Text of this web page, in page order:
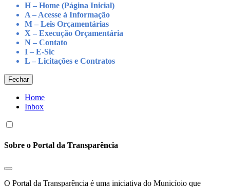
H – Home (Página Inicial)
A – Acesse à Informação
M – Leis Orçamentárias
X – Execução Orçamentária
N – Contato
I – E-Sic
L – Licitações e Contratos
Fechar
Home
Inbox
Sobre o Portal da Transparência
O Portal da Transparência é uma iniciativa do Municíoio que